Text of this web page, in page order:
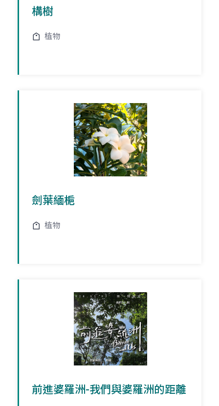
構樹
植物
劍葉緬梔
植物
前進婆羅洲-我們與婆羅洲的距離